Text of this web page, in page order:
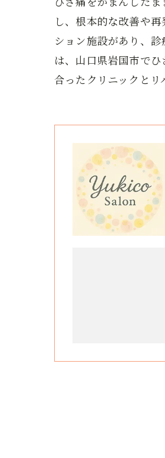
し、根本的な改善や
ション施設があり、
は、山口県岩国市で
合ったクリニックとリ